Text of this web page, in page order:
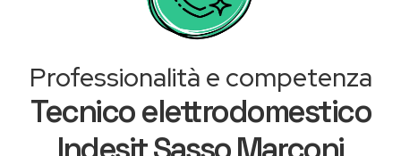
Professionalità e competenza
Tecnico elettrodomestico